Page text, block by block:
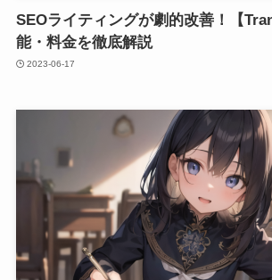
SEOライティングが劇的改善！【
能・料金を徹底解説
2023-06-17